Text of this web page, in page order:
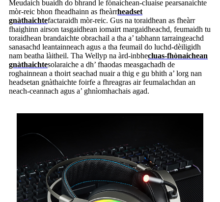
Meudaich buaidh do bhrand le fònaichean-cluaise pearsanaichte
mòr-reic bhon fheadhainn as fheàrrheadset
gnàthaichtefactaraidh mòr-reic. Gus na toraidhean as fheàrr
fhaighinn airson tasgaidhean iomairt margaidheachd, feumaidh tu
toraidhean brandaichte obrachail a tha a’ tabhann tarraingeachd
sanasachd leantainneach agus a tha feumail do luchd-dèiligidh
nam beatha làitheil. Tha Wellyp na àrd-inbhecluas-fhònaichean
gnàthaichtesolaraiche a dh’ fhaodas measgachadh de
roghainnean a thoirt seachad nuair a thig e gu bhith a’ lorg nan
headsetan gnàthaichte foirfe a fhreagras air feumalachdan an
neach-ceannach agus a’ ghnìomhachais agad.